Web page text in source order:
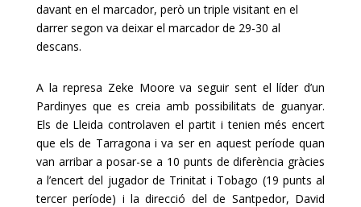
davant en el marcador, però un triple visitant en el
darrer segon va deixar el marcador de 29-30 al
descans.
A la represa Zeke Moore va seguir sent el líder d’un
Pardinyes que es creia amb possibilitats de guanyar.
Els de Lleida controlaven el partit i tenien més encert
que els de Tarragona i va ser en aquest període quan
van arribar a posar-se a 10 punts de diferència gràcies
a l’encert del jugador de Trinitat i Tobago (19 punts al
tercer període) i la direcció del de Santpedor, David